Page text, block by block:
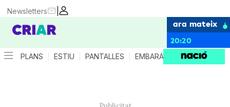
|
Newsletters
ara mateix
20:20
PLANS ESTIU PANTALLES EMBARÀS CRIANÇA